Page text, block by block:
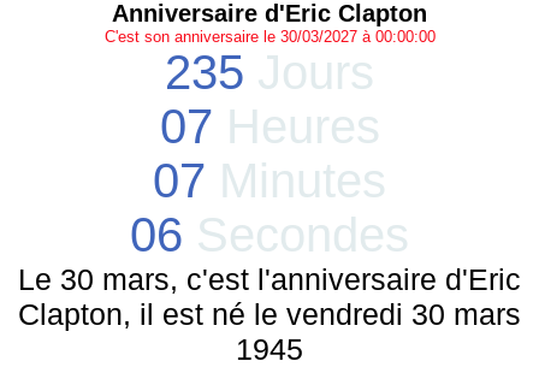
Anniversaire d'Eric Clapton
C'est son anniversaire le 30/03/2027 à 00:00:00
235 Jours
07 Heures
07 Minutes
06 Secondes
Le 30 mars, c'est l'anniversaire d'Eric
Clapton, il est né le vendredi 30 mars
1945